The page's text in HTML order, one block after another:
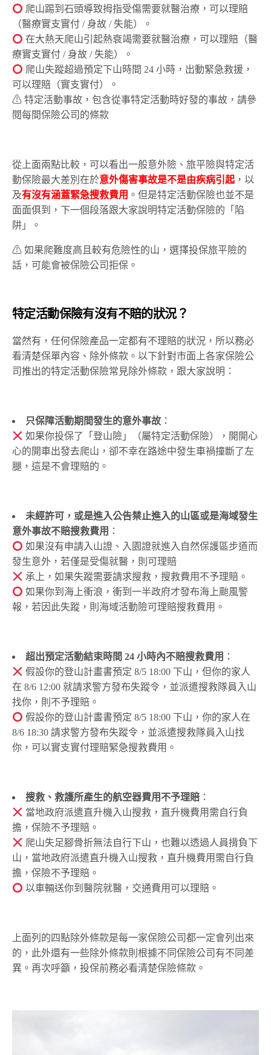
爬山踢到石頭導致拇指受傷需要就醫治療，可以理賠
（醫療實支實付 / 身故 / 失能）。
在大熱天爬山引起熱衰竭需要就醫治療，可以理賠（醫
療實支實付 / 身故 / 失能）。
爬山失蹤超過預定下山時間 24 小時，出動緊急救援，
可以理賠（實支實付）。
⚠ 特定活動事故，包含從事特定活動時好發的事故，請參
閱每間保險公司的條款
從上面兩點比較，可以看出一般意外險、旅平險與特定活
動保險最大差別在於意外傷害事故是不是由疾病引起 ，以
及有沒有涵蓋緊急搜救費用 。但是特定活動保險也並不是
面面俱到，下一個段落跟大家說明特定活動保險的「陷
阱」。
⚠ 如果爬難度高且較有危險性的山，選擇投保旅平險的
話，可能會被保險公司拒保。
特定活動保險有沒有不賠的狀況？
當然有，任何保險產品一定都有不理賠的狀況，所以務必
看清楚保單內容、除外條款。以下針對市面上各家保險公
司推出的特定活動保險常見除外條款，跟大家說明：
只保障活動期間發生的意外事故 ：
如果你投保了「登山險」（屬特定活動保險），開開心
心的開車出發去爬山，卻不幸在路途中發生車禍撞斷了左
腿，這是不會理賠的。
未經許可，或是進入公告禁止進入的山區或是海域發生
意外事故不賠搜救費用 ：
如果沒有申請入山證、入園證就進入自然保護區步道而
發生意外，若僅是受傷就醫，則可理賠
承上，如果失蹤需要請求搜救，搜救費用不予理賠。
如果你到海上衝浪，衝到一半政府才發布海上颱風警
報，若因此失蹤，則海域活動險可理賠搜救費用。
超出預定活動結束時間 24 小時內不賠搜救費用 ：
假設你的登山計畫書預定 8/5 18:00 下山，但你的家人
在 8/6 12:00 就請求警方發布失蹤令，並派遣搜救隊員入山
找你，則不予理賠。
假設你的登山計畫書預定 8/5 18:00 下山，你的家人在
8/6 18:30 請求警方發布失蹤令，並派遣搜救隊員入山找
你，可以實支實付理賠緊急搜救費用。
搜救、救護所產生的航空器費用不予理賠 ：
當地政府派遣直升機入山搜救，直升機費用需自行負
擔，保險不予理賠。
爬山失足腳骨折無法自行下山，也難以透過人員揹負下
山，當地政府派遣直升機入山搜救，直升機費用需自行負
擔，保險不予理賠。
以車輛送你到醫院就醫，交通費用可以理賠。
上面列的四點除外條款是每一家保險公司都一定會列出來
的，此外還有一些除外條款則根據不同保險公司有不同差
異。再次呼籲，投保前務必看清楚保險條款。